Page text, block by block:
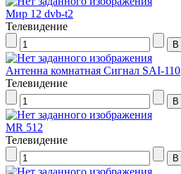
Мир 12 dvb-t2
Телевидение
Антенна комнатная Сигнал SAI-110
Телевидение
MR 512
Телевидение